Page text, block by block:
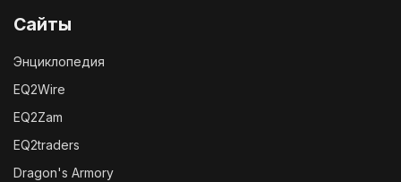
Сайты
Энциклопедия
EQ2Wire
EQ2Zam
EQ2traders
Dragon's Armory